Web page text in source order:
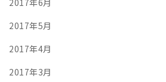
2017年5月
2017年4月
2017年3月